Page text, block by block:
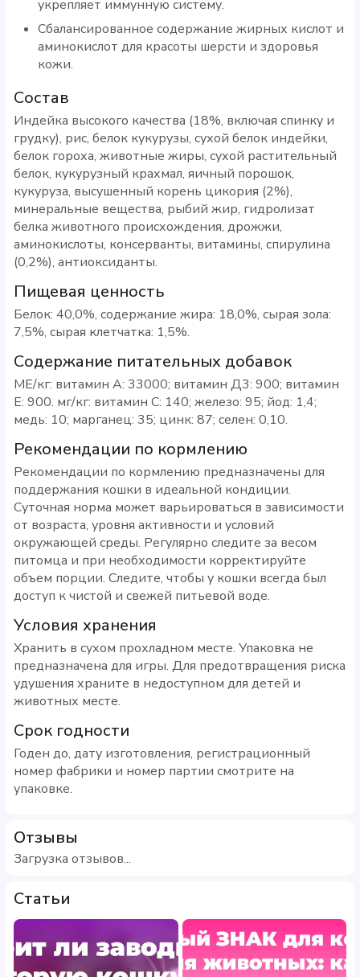
укрепляет иммунную систему.
Сбалансированное содержание жирных кислот и
аминокислот для красоты шерсти и здоровья
кожи.
Состав
Индейка высокого качества (18%, включая спинку и
грудку), рис, белок кукурузы, сухой белок индейки,
белок гороха, животные жиры, сухой растительный
белок, кукурузный крахмал, яичный порошок,
кукуруза, высушенный корень цикория (2%),
минеральные вещества, рыбий жир, гидролизат
белка животного происхождения, дрожжи,
аминокислоты, консерванты, витамины, спирулина
(0,2%), антиоксиданты.
Пищевая ценность
Белок: 40,0%, содержание жира: 18,0%, сырая зола:
7,5%, сырая клетчатка: 1,5%.
Содержание питательных добавок
МЕ/кг: витамин А: 33000; витамин Д3: 900; витамин
Е: 900. мг/кг: витамин C: 140; железо: 95; йод: 1,4;
медь: 10; марганец: 35; цинк: 87; селен: 0,10.
Рекомендации по кормлению
Рекомендации по кормлению предназначены для
поддержания кошки в идеальной кондиции.
Суточная норма может варьироваться в зависимости
от возраста, уровня активности и условий
окружающей среды. Регулярно следите за весом
питомца и при необходимости корректируйте
объем порции. Следите, чтобы у кошки всегда был
доступ к чистой и свежей питьевой воде.
Условия хранения
Хранить в сухом прохладном месте. Упаковка не
предназначена для игры. Для предотвращения риска
удушения храните в недоступном для детей и
животных месте.
Срок годности
Годен до, дату изготовления, регистрационный
номер фабрики и номер партии смотрите на
упаковке.
Отзывы
Загрузка отзывов...
Статьи